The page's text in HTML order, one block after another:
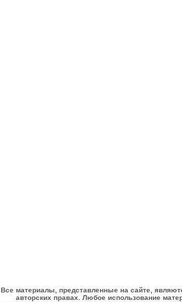
Все материалы, представленные на сайте,
авторских правах. Любое использование